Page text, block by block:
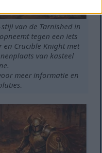
van de Tarnished in
tegen een iets
Crucible Knight met
van kasteel
meer informatie en